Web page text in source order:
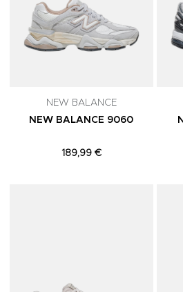
NEW BALANCE
NEW BALANCE 9060
189,99 €